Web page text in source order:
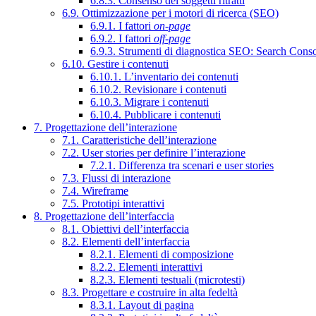
6.9. Ottimizzazione per i motori di ricerca (SEO)
6.9.1. I fattori on-page
6.9.2. I fattori off-page
6.9.3. Strumenti di diagnostica SEO: Search
6.10. Gestire i contenuti
6.10.1. L’inventario dei contenuti
6.10.2. Revisionare i contenuti
6.10.3. Migrare i contenuti
6.10.4. Pubblicare i contenuti
7. Progettazione dell’interazione
7.1. Caratteristiche dell’interazione
7.2. User stories per definire l’interazione
7.2.1. Differenza tra scenari e user stories
7.3. Flussi di interazione
7.4. Wireframe
7.5. Prototipi interattivi
8. Progettazione dell’interfaccia
8.1. Obiettivi dell’interfaccia
8.2. Elementi dell’interfaccia
8.2.1. Elementi di composizione
8.2.2. Elementi interattivi
8.2.3. Elementi testuali (microtesti)
8.3. Progettare e costruire in alta fedeltà
8.3.1. Layout di pagina